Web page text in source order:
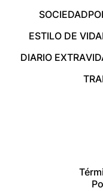
SOCIEDAD
ESTILO DE VIDA
DIARIO EXTRA